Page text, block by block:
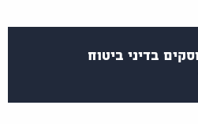
בדיני ביטוח